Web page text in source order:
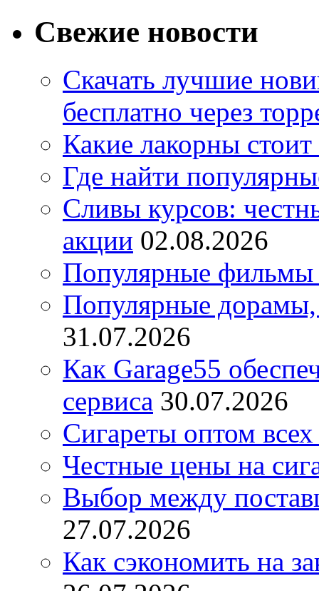
Свежие новости
Скачать лучшие
бесплатно через
Какие лакорны стоит
Где найти
Сливы курсов:
акции 02.08.2026
Популярные фильмы
Популярные дорамы,
31.07.2026
Как Garage55
сервиса 30.07.2026
Сигареты оптом
Честные цены на
Выбор между
27.07.2026
Как сэкономить на